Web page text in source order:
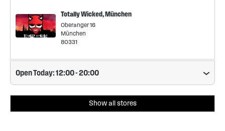
Totally Wicked, München
Oberanger 16
München
80331
Open Today: 12:00 - 20:00
Show all stores